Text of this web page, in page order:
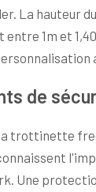
La hauteur
1m et
de
trottinette
Une